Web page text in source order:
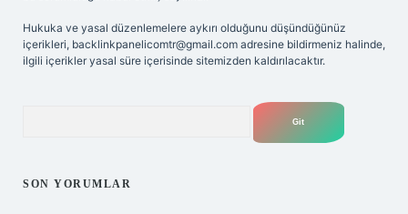
Hukuka ve yasal düzenlemelere aykırı olduğunu düşündüğünüz
içerikleri, backlinkpanelicomtr@gmail.com adresine bildirmeniz halinde,
ilgili içerikler yasal süre içerisinde sitemizden kaldırılacaktır.
SON YORUMLAR